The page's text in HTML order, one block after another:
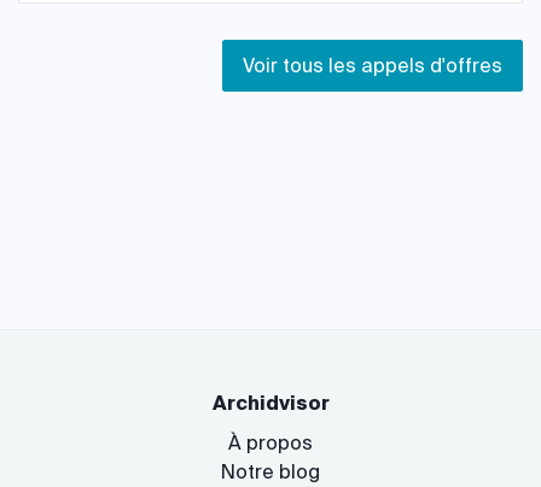
Voir tous les appels d'offres
Archidvisor
À propos
Notre blog